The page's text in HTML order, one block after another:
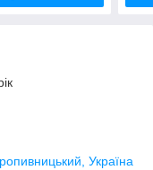
Україна